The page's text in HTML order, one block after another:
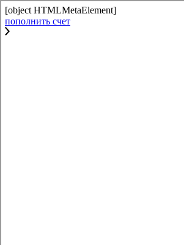
[object HTMLMetaElement]
пополнить счет